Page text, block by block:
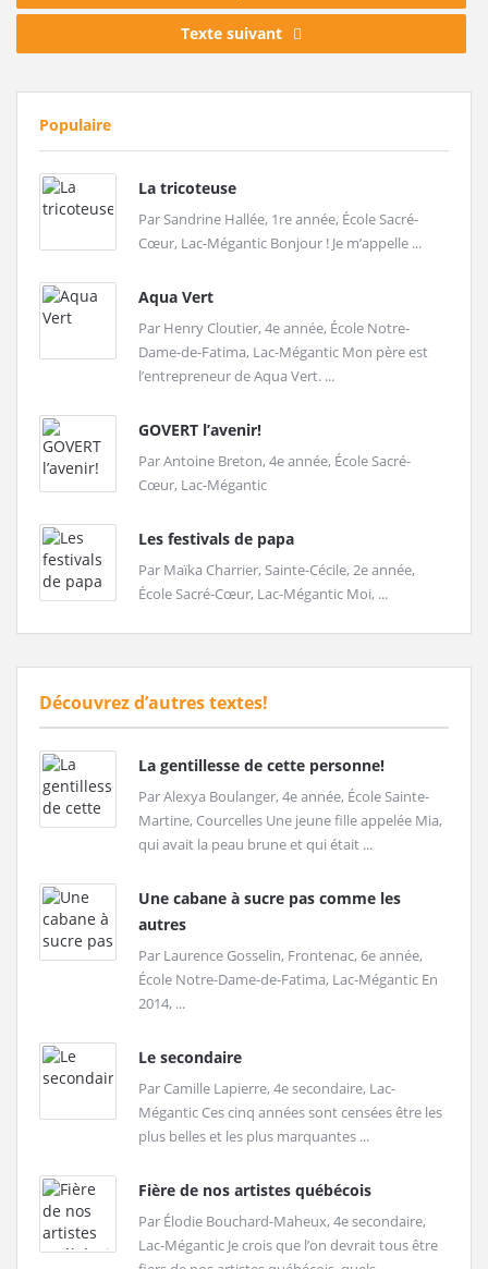
Texte suivant
Populaire
La tricoteuse
Par Sandrine Hallée, 1re année, École Sacré-
Cœur, Lac-Mégantic Bonjour ! Je m’appelle ...
Aqua Vert
Par Henry Cloutier, 4e année, École Notre-
Dame-de-Fatima, Lac-Mégantic Mon père est
l’entrepreneur de Aqua Vert. ...
GOVERT l’avenir!
Par Antoine Breton, 4e année, École Sacré-
Cœur, Lac-Mégantic
Les festivals de papa
Par Maïka Charrier, Sainte-Cécile, 2e année,
École Sacré-Cœur, Lac-Mégantic Moi, ...
Découvrez d’autres textes!
La gentillesse de cette personne!
Par Alexya Boulanger, 4e année, École Sainte-
Martine, Courcelles Une jeune fille appelée Mia,
qui avait la peau brune et qui était ...
Une cabane à sucre pas comme les
autres
Par Laurence Gosselin, Frontenac, 6e année,
École Notre-Dame-de-Fatima, Lac-Mégantic En
2014, ...
Le secondaire
Par Camille Lapierre, 4e secondaire, Lac-
Mégantic Ces cinq années sont censées être les
plus belles et les plus marquantes ...
Fière de nos artistes québécois
Par Élodie Bouchard-Maheux, 4e secondaire,
Lac-Mégantic Je crois que l’on devrait tous être